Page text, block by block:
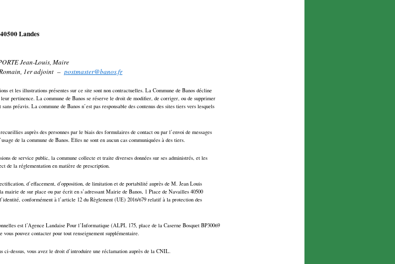
Landes
Jean-Louis, Maire
1er adjoint – postmaster@banos.fr
et les illustrations présentes sur ce site sont non contractuelles. La Commune de Banos décline
pertinence. La commune de Banos se réserve le droit de modifier, de corriger, ou de supprimer
préavis. La commune de Banos n’est pas responsable des contenus des sites tiers vers lesquels
auprès des personnes par le biais des formulaires de contact ou par l’envoi de messages
de la commune de Banos. Elles ne sont en aucun cas communiquées à des tiers.
de service public, la commune collecte et traite diverses données sur ses administrés, et les
de la réglementation en matière de prescription.
d’effacement, d’opposition, de limitation et de portabilité auprès de M. Jean Louis
mairie de sur place ou par écrit en s’adressant Mairie de Banos, 1 Place de Navailles 40500
conformément à l’article 12 du Règlement (UE) 2016/679 relatif à la protection des
est l’Agence Landaise Pour l’Informatique (ALPI, 175, place de la Caserne Bosquet BP30069
pouvez contacter pour tout renseignement supplémentaire.
ci-dessus, vous avez le droit d’introduire une réclamation auprès de la CNIL.